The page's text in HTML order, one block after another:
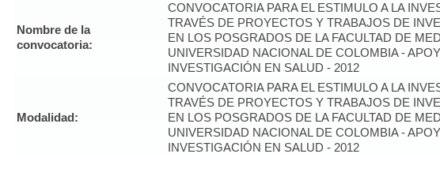
Nombre de la
convocatoria:
CONVOCATORIA PARA EL ESTIMULO A LA
TRAVÉS DE PROYECTOS Y TRABAJOS DE
EN LOS POSGRADOS DE LA FACULTAD DE
UNIVERSIDAD NACIONAL DE COLOMBIA -
INVESTIGACIÓN EN SALUD - 2012
Modalidad:
CONVOCATORIA PARA EL ESTIMULO A LA
TRAVÉS DE PROYECTOS Y TRABAJOS DE
EN LOS POSGRADOS DE LA FACULTAD DE
UNIVERSIDAD NACIONAL DE COLOMBIA -
INVESTIGACIÓN EN SALUD - 2012